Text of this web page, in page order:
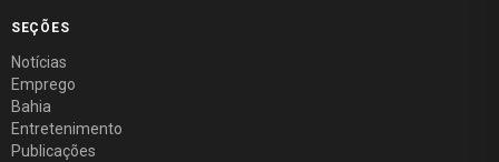
SEÇÕES
Notícias
Emprego
Bahia
Entretenimento
Publicações